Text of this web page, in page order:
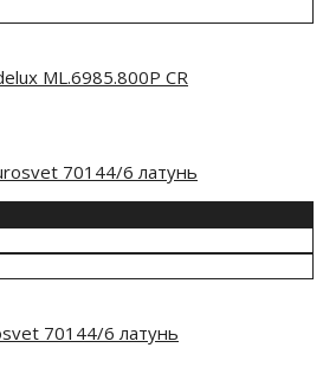
ML.6985.800P CR
70144/6 латунь